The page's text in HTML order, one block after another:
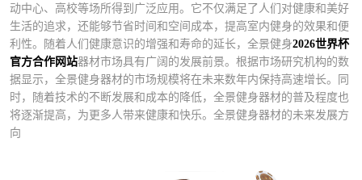
动中心、高校等场所得到广泛应用。它不仅满足了人们对健康和美好
生活的追求，还能够节省时间和空间成本，提高室内健身的效果和便
利性。随着人们健康意识的增强和寿命的延长，全景健身2026世界杯
官方合作网站器材市场具有广阔的发展前景。根据市场研究机构的数
据显示，全景健身器材的市场规模将在未来数年内保持高速增长。同
时，随着技术的不断发展和成本的降低，全景健身器材的普及程度也
将逐渐提高，为更多人带来健康和快乐。全景健身器材的未来发展方
向